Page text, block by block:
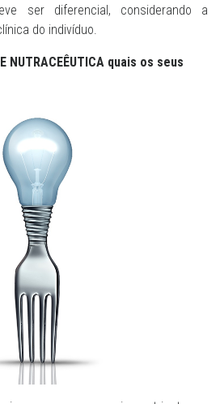
ser diferencial, considerando a
do indivíduo.
NUTRACEÊUTICA quais os seus